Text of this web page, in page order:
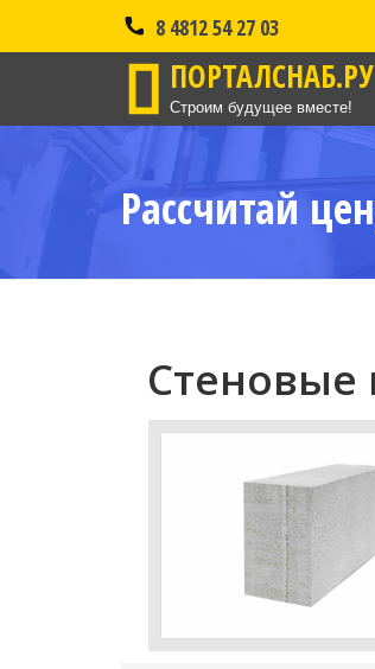
8 4812 54 27 03
ПОРТАЛСНАБ.РУ
Строим будущее вместе!
Рассчитай
Стеновые